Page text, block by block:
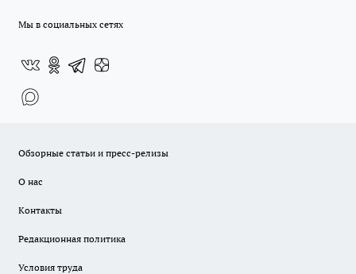
Мы в социальных сетях
Обзорные статьи и пресс-релизы
О нас
Контакты
Редакционная политика
Условия труда